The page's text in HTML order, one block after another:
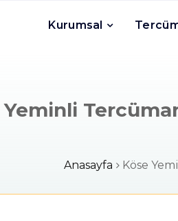
Kurumsal
Yeminli
Anasayfa Köse